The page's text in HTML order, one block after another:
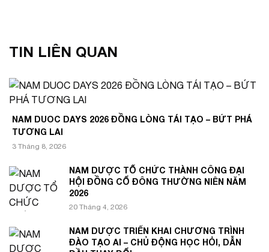
TIN LIÊN QUAN
NAM DUOC DAYS 2026 ĐỒNG LÒNG TÁI TẠO – BỨT PHÁ
TƯƠNG LAI
3 Tháng 8, 2026
NAM DƯỢC TỔ CHỨC THÀNH CÔNG ĐẠI
HỘI ĐỒNG CỔ ĐÔNG THƯỜNG NIÊN NĂM
2026
20 Tháng 4, 2026
NAM DƯỢC TRIỂN KHAI CHƯƠNG TRÌNH
ĐÀO TẠO AI – CHỦ ĐỘNG HỌC HỎI, DẪN